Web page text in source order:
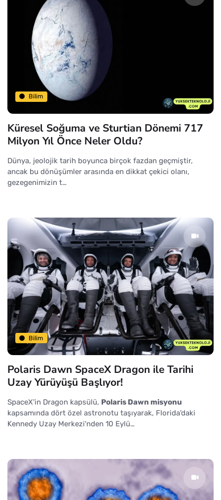
Bilim
Küresel Soğuma ve Sturtian Dönemi 717
Milyon Yıl Önce Neler Oldu?
Dünya, jeolojik tarih boyunca birçok fazdan geçmiştir,
ancak bu dönüşümler arasında en dikkat çekici olanı,
gezegenimizin t…
Bilim
Polaris Dawn SpaceX Dragon ile Tarihi
Uzay Yürüyüşü Başlıyor!
SpaceX'in Dragon kapsülü, Polaris Dawn misyonu
kapsamında dört özel astronotu taşıyarak, Florida'daki
Kennedy Uzay Merkezi'nden 10 Eylü…